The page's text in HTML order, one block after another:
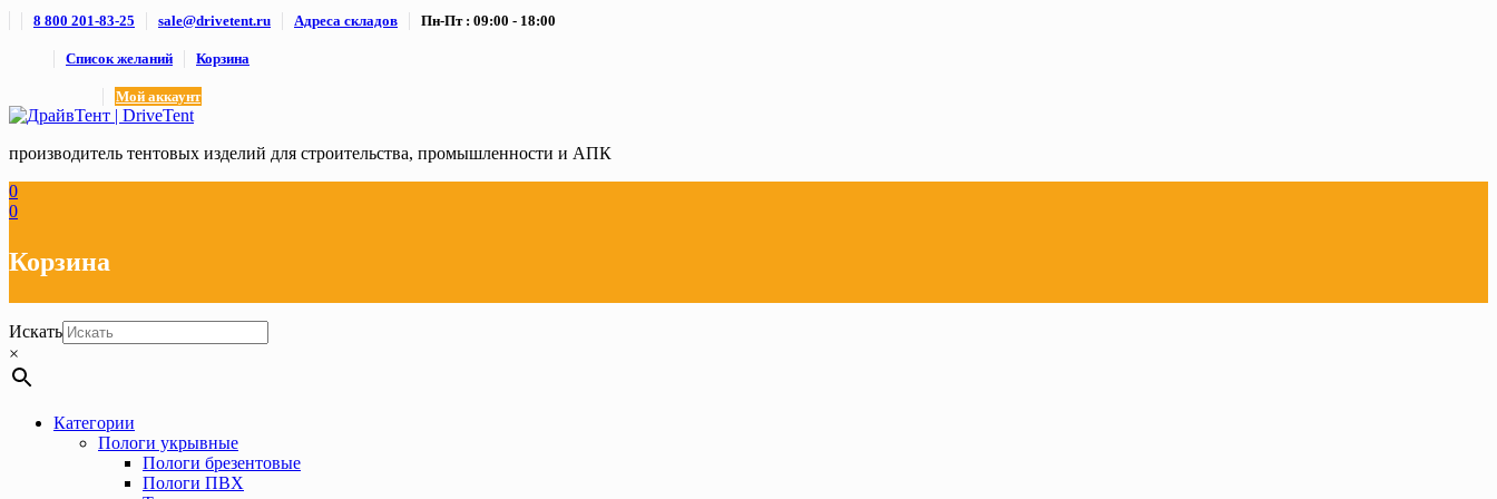
Skip8 800 201-83-25 sale@drivetent.ru Адреса складов Пн-Пт : 09:00 - 18:00
Список желаний Корзина
Мой аккаунт
производитель тентовых изделий для строительства, промышленности и АПК
0
0
Корзина
Искать
×
Категории
Пологи укрывные
Пологи брезентовые
Пологи ПВХ